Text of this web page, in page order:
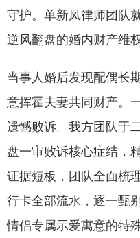
守护。单新凤律师团队
逆风翻盘的婚内财产维
当事人婚后发现配偶长
意挥霍夫妻共同财产。
遗憾败诉。我方团队于
盘一审败诉核心症结，
证据短板，团队全面梳
行卡全部流水，逐一甄
情侣专属示爱寓意的特